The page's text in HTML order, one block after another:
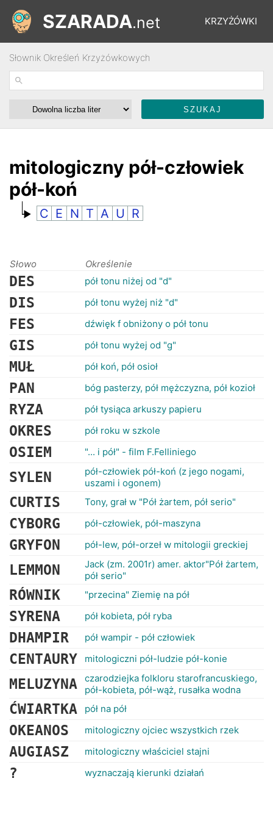
KRZYŻÓWKI
ŁAMIGŁÓWKI
SZARADA.net
Słownik Określeń Krzyżówkowych
mitologiczny pół-człowiek
pół-koń
C E N T A U R
Słowo Określenie
DES pół tonu niżej od "d"
DIS pół tonu wyżej niż "d"
FES dźwięk f obniżony o pół tonu
GIS pół tonu wyżej od "g"
MUŁ pół koń, pół osioł
PAN bóg pasterzy, pół mężczyzna, pół kozioł
RYZA pół tysiąca arkuszy papieru
OKRES pół roku w szkole
OSIEM "... i pół" - film F.Felliniego
SYLEN
pół-człowiek pół-koń (z jego nogami,
uszami i ogonem)
CURTIS Tony, grał w "Pół żartem, pół serio"
CYBORG pół-człowiek, pół-maszyna
GRYFON pół-lew, pół-orzeł w mitologii greckiej
LEMMON
Jack (zm. 2001r) amer. aktor"Pół żartem,
pół serio"
RÓWNIK "przecina" Ziemię na pół
SYRENA pół kobieta, pół ryba
DHAMPIR pół wampir - pół człowiek
CENTAURY mitologiczni pół-ludzie pół-konie
MELUZYNA
czarodziejka folkloru starofrancuskiego,
pół-kobieta, pół-wąż, rusałka wodna
ĆWIARTKA pół na pół
OKEANOS mitologiczny ojciec wszystkich rzek
AUGIASZ mitologiczny właściciel stajni
? wyznaczają kierunki działań